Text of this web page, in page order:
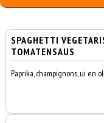
SPAGHETTI
TOMATENSAUS
Paprika, champignons, ui en